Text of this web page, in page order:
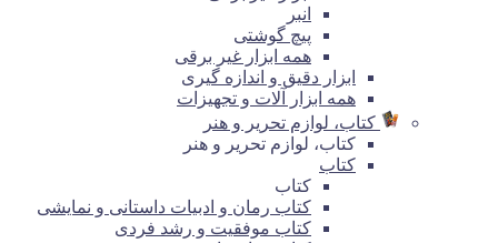
انبر
پیچ گوشتی
همه ابزار غیر برقی
ابزار دقیق و اندازه گیری
همه ابزار آلات و تجهیزات
کتاب، لوازم تحریر و هنر
کتاب، لوازم تحریر و هنر
کتاب
کتاب
کتاب رمان و ادبیات داستانی و نمایشی
کتاب موفقیت و رشد فردی